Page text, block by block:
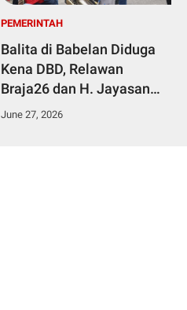
PEMERINTAH
Balita di Babelan Diduga
Kena DBD, Relawan
Braja26 dan H. Jayasan
Gencarkan Fogging
June 27, 2026